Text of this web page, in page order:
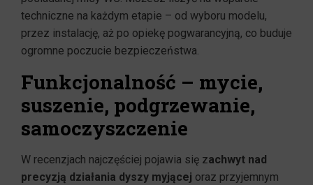
techniczne na każdym etapie – od wyboru modelu,
przez instalację, aż po opiekę pogwarancyjną, co buduje
ogromne poczucie bezpieczeństwa.
Funkcjonalność – mycie,
suszenie, podgrzewanie,
samoczyszczenie
W recenzjach najczęściej pojawia się zachwyt nad
precyzją działania dyszy myjącej oraz przyjemnym